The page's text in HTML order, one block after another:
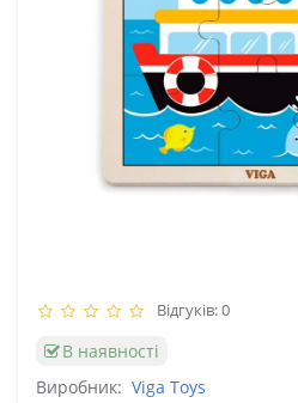
Відгуків: 0
В наявності
Виробник: Viga Toys